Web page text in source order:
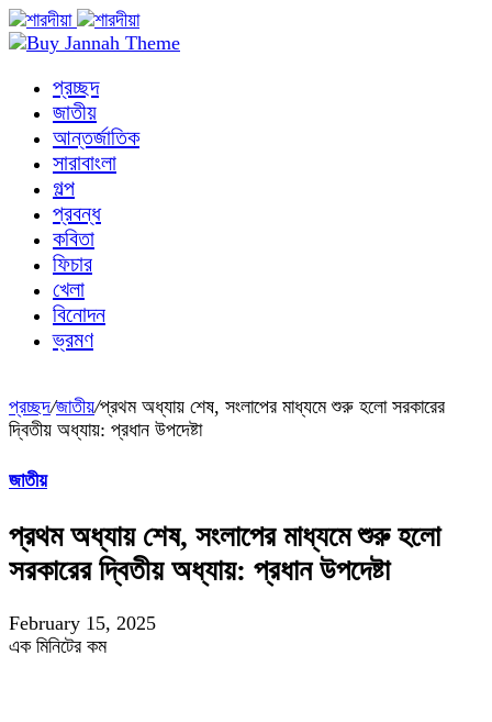
প্রচ্ছদ
জাতীয়
আন্তর্জাতিক
সারাবাংলা
গল্প
প্রবন্ধ
কবিতা
ফিচার
খেলা
বিনোদন
ভ্রমণ
প্রচ্ছদ/জাতীয়/প্রথম অধ্যায় শেষ, সংলাপের মাধ্যমে শুরু হলো সরকারের
দ্বিতীয় অধ্যায়: প্রধান উপদেষ্টা
জাতীয়
প্রথম অধ্যায় শেষ, সংলাপের মাধ্যমে শুরু হলো
সরকারের দ্বিতীয় অধ্যায়: প্রধান উপদেষ্টা
February 15, 2025
এক মিনিটের কম